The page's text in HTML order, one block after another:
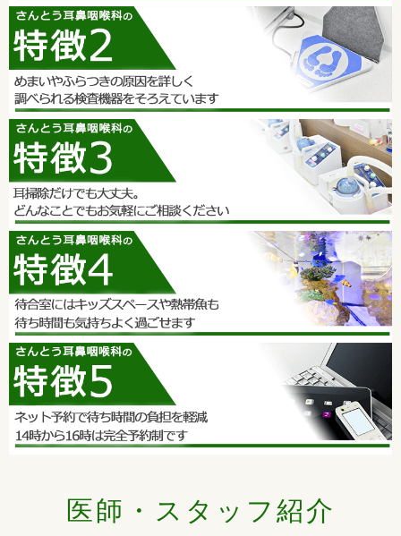
間の15分前にはお越しください。
ネット予約、電話予約がございますので、是非ご利用くださ
い。
ホームページの「初診の方へ」の欄にとんでいただくと、問診
票のダウンロードができますので待ち時間の短縮になりますの
で是非ご利用ください。
2021/01/15
アレルギー性鼻炎(花粉症)の予防、薬液焼灼を行っています
当院ではアレルギー性鼻炎(花粉症)の予防、軽減作用のある薬
液焼灼を行っています。
効果はレーザー焼灼と同じです。
少しずつ暖かい日も増えてきて花粉が飛び始めたとの情報もあ
ります。
花粉症状がひどくなる前に、ご相談ください。
医師・スタッフ紹介